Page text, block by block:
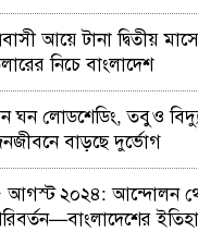
সানজিদা আক্তার
কর্মধা সড়ক
মসজিদে ফজরের
খুন
আয়ে টানা দ্বিতীয়
নিচে বাংলাদেশ
ঘন লোডশেডিং, তবুও
বাড়ছে দুর্ভোগ
আগস্ট ২০২৪: আন্দোলন